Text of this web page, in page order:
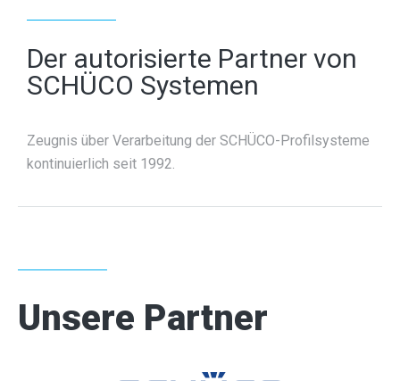
Der autorisierte Partner von
SCHÜCO Systemen
Zeugnis über Verarbeitung der SCHÜCO-Profilsysteme
kontinuierlich seit 1992.
Unsere Partner